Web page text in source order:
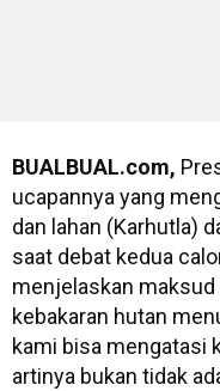
BUALBUAL.com,
ucapannya yang
dan lahan (Karhutla)
saat debat kedua
menjelaskan maksud
kebakaran hutan
kami bisa mengatasi
artinya bukan tidak